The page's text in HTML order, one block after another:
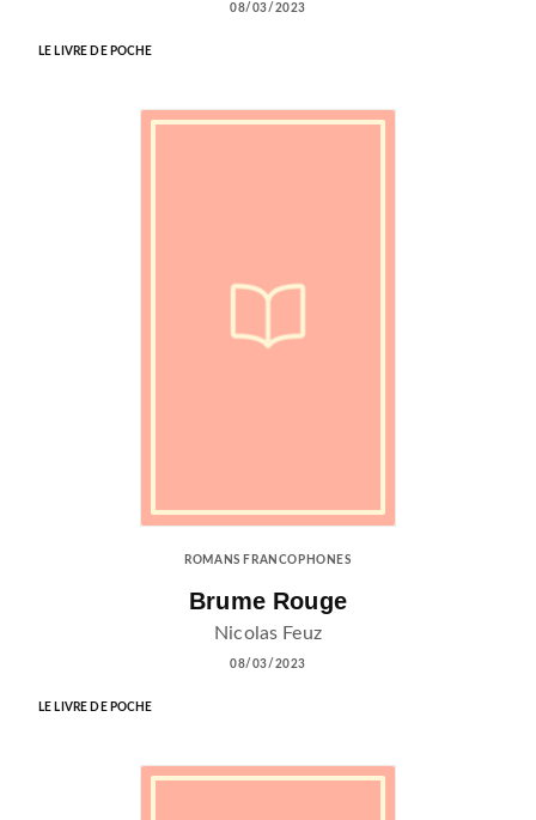
08/03/2023
LE LIVRE DE POCHE
ROMANS FRANCOPHONES
Brume Rouge
Nicolas Feuz
08/03/2023
LE LIVRE DE POCHE